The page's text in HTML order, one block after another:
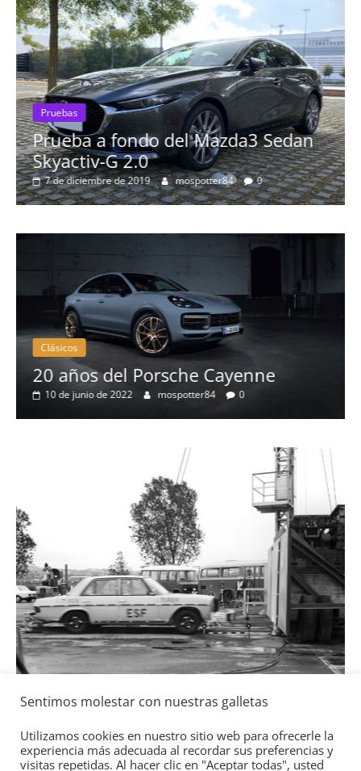
Pruebas
Prueba a fondo del Mazda3 Sedan
Skyactiv-G 2.0
7 de diciembre de 2019 mospotter84 0
Clásicos
20 años del Porsche Cayenne
10 de junio de 2022 mospotter84 0
Mercedes-Benz ESF 05: 50 años de
seguridad
21 de octubre de 2021 mospotter84 0
Sentimos molestar con nuestras galletas
Utilizamos cookies en nuestro sitio web para ofrecerle la
experiencia más adecuada al recordar sus preferencias y
visitas repetidas. Al hacer clic en "Aceptar todas", usted